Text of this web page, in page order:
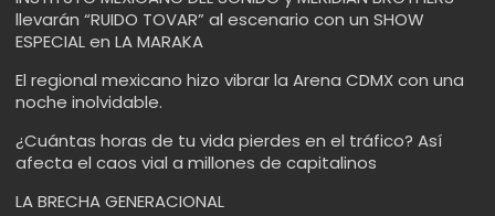
llevarán “RUIDO TOVAR” al escenario con un SHOW
ESPECIAL en LA MARAKA
El regional mexicano hizo vibrar la Arena CDMX con una
noche inolvidable.
¿Cuántas horas de tu vida pierdes en el tráfico? Así
afecta el caos vial a millones de capitalinos
LA BRECHA GENERACIONAL